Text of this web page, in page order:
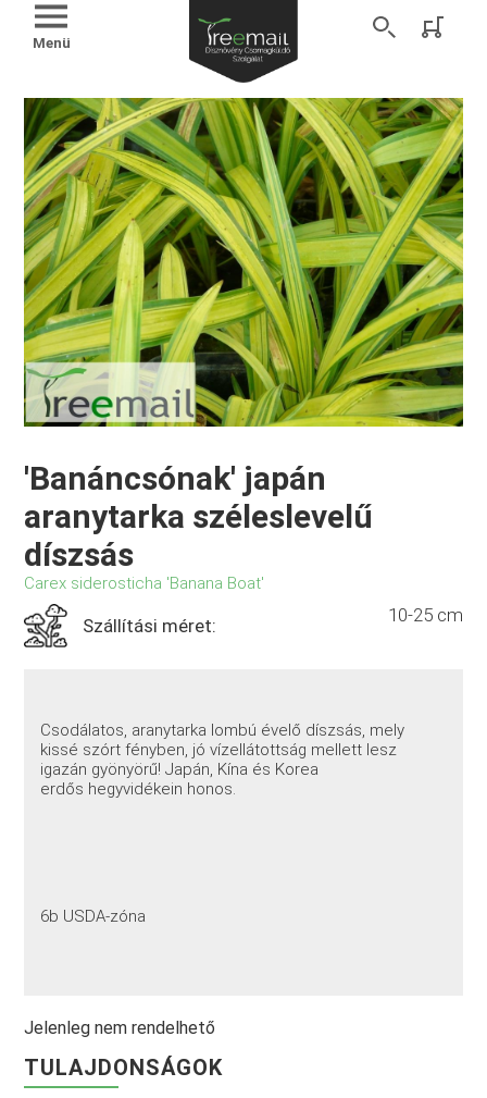
Menü
'Banáncsónak' japán
aranytarka széleslevelű
díszsás
Carex siderosticha 'Banana Boat'
Szállítási méret: 10-25 cm
Csodálatos, aranytarka lombú évelő díszsás, mely
kissé szórt fényben, jó vízellátottság mellett lesz
igazán gyönyörű! Japán, Kína és Korea
erdős hegyvidékein honos.
6b USDA-zóna
Jelenleg nem rendelhető
TULAJDONSÁGOK